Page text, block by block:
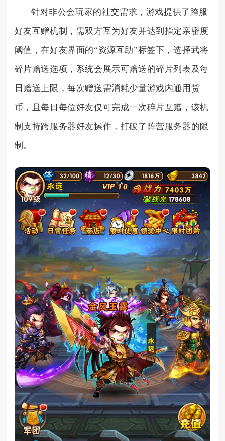
针对非公会玩家的社交需求，游戏提供了跨服
好友互赠机制，需双方互为好友并达到指定亲密度
阈值，在好友界面的“资源互助”标签下，选择武将
碎片赠送选项，系统会展示可赠送的碎片列表及每
日赠送上限，每次赠送需消耗少量游戏内通用货
币，且每日每位好友仅可完成一次碎片互赠，该机
制支持跨服务器好友操作，打破了阵营服务器的限
制。